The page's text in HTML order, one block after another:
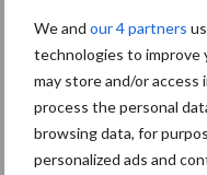
We and our 4 partners
technologies to improve
may store and/or access
process the personal
browsing data, for
personalized ads and
Meer loonwerk